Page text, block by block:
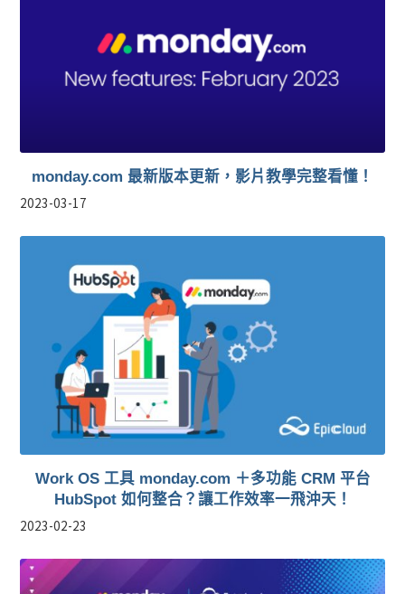
monday.com 最新版本更新，影片教學完整看懂！
2023-03-17
Work OS 工具 monday.com ＋多功能 CRM 平台
HubSpot 如何整合？讓工作效率一飛沖天！
2023-02-23